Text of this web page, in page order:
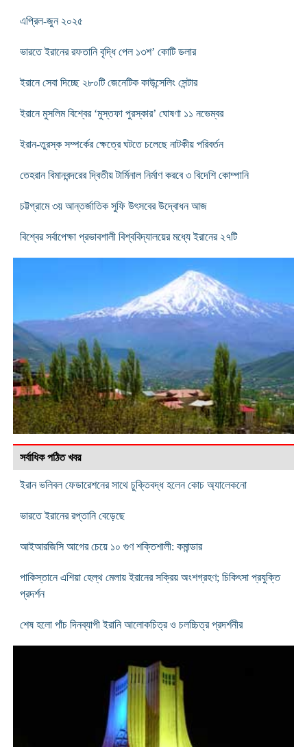
এপ্রিল-জুন ২০২৫
ভারতে ইরানের রফতানি বৃদ্ধি পেল ১৩শ’ কোটি ডলার
ইরানে সেবা দিচ্ছে ২৮০টি জেনেটিক কাউন্সেলিং সেন্টার
ইরানে মুসলিম বিশ্বের ‘মুস্তফা পুরস্কার’ ঘোষণা ১১ নভেম্বর
ইরান-তুরস্ক সম্পর্কের ক্ষেত্রে ঘটতে চলেছে নাটকীয় পরিবর্তন
তেহরান বিমানবন্দরের দ্বিতীয় টার্মিনাল নির্মাণ করবে ৩ বিদেশি কোম্পানি
চট্টগ্রামে ৩য় আন্তর্জাতিক সুফি উৎসবের উদ্বোধন আজ
বিশ্বের সর্বাপেক্ষা প্রভাবশালী বিশ্ববিদ্যালয়ের মধ্যে ইরানের ২৭টি
সর্বাধিক পঠিত খবর
ইরান ভলিবল ফেডারেশনের সাথে চুক্তিবদ্ধ হলেন কোচ অ্যালেকনো
ভারতে ইরানের রপ্তানি বেড়েছে
আইআরজিসি আগের চেয়ে ১০ গুণ শক্তিশালী: কমান্ডার
পাকিস্তানে এশিয়া হেল্থ মেলায় ইরানের সক্রিয় অংশগ্রহণ; চিকিৎসা প্রযুক্তি
প্রদর্শন
শেষ হলো পাঁচ দিনব্যাপী ইরানি আলোকচিত্র ও চলচ্চিত্র প্রদর্শনীর